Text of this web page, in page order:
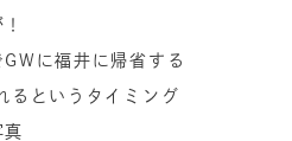
に福井に帰省する
るというタイミング
真